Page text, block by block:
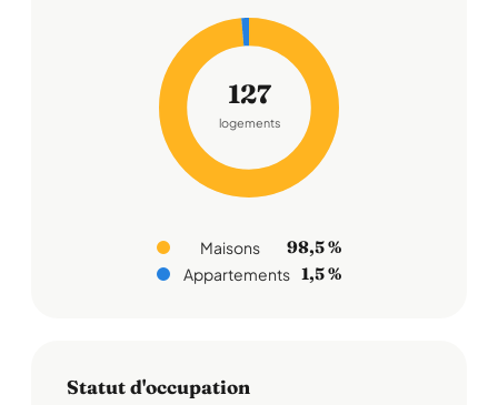
127
logements
Maisons 98,5 %
Appartements 1,5 %
Statut d'occupation